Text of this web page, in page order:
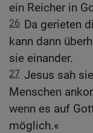
ein Reicher in
26 Da gerieten
kann dann
sie einander.
27 Jesus sah
Menschen
wenn es auf
möglich.«